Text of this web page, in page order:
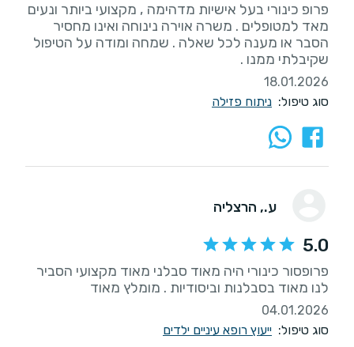
פרופ כינורי בעל אישיות מדהימה , מקצועי ביותר ונעים
מאד למטופלים . משרה אוירה נינוחה ואינו מחסיר
הסבר או מענה לכל שאלה . שמחה ומודה על הטיפול
שקיבלתי ממנו .
18.01.2026
סוג טיפול: ניתוח פזילה
ע., הרצליה
5.0
פרופסור כינורי היה מאוד סבלני מאוד מקצועי הסביר
לנו מאוד בסבלנות וביסודיות . מומלץ מאוד
04.01.2026
סוג טיפול: ייעוץ רופא עיניים ילדים